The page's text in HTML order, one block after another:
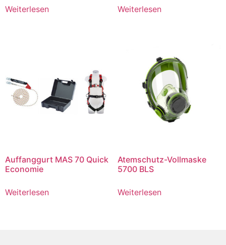
Weiterlesen Weiterlesen
Auffanggurt MAS 70 Quick
Economie
Weiterlesen
Atemschutz-Vollmaske
5700 BLS
Weiterlesen